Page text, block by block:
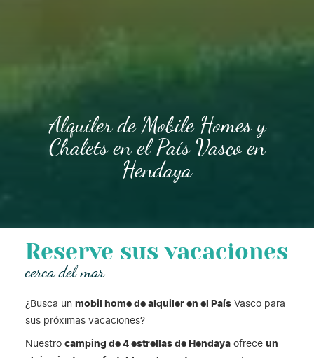
Alquiler de Mobile Homes y
Chalets en el País Vasco en
Hendaya
Reserve sus vacaciones
cerca del mar
¿Busca un mobil home de alquiler en el País Vasco para
sus próximas vacaciones?
Nuestro camping de 4 estrellas de Hendaya ofrece un